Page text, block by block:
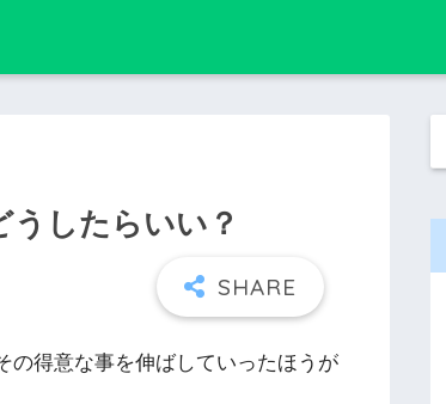
したらいい？
の得意な事を伸ばしていったほうが